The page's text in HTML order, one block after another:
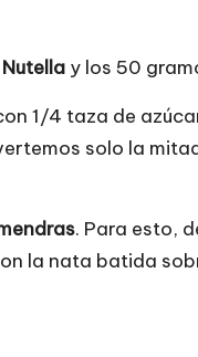
Nutella y los 50
1/4 taza de
solo la
. Para esto,
la nata batida